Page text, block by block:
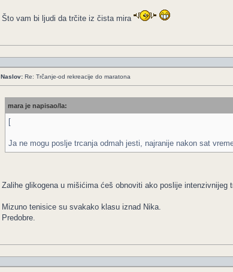
Što vam bi ljudi da trčite iz čista mira
Naslov: Re: Trčanje-od rekreacije do maratona
mara je napisao/la:
[
Ja ne mogu poslje trcanja odmah jesti, najranije nakon sat
Zalihe glikogena u mišićima ćeš obnoviti ako poslije intenzivnijeg
Mizuno tenisice su svakako klasu iznad Nika.
Predobre.